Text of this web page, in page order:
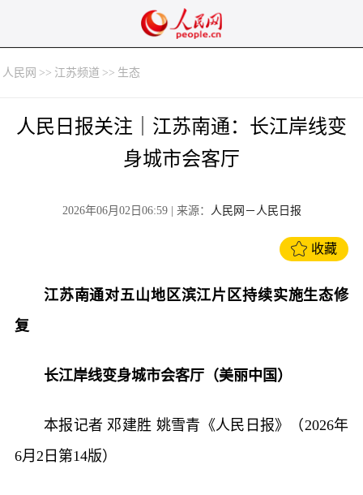
人民网 >> 江苏频道 >> 生态
人民日报关注｜江苏南通：长江岸线变
身城市会客厅
2026年06月02日06:59| 来源： 人民网－人民日报
收藏
江苏南通对五山地区滨江片区持续实施生态修
复
长江岸线变身城市会客厅（美丽中国）
本报记者 邓建胜 姚雪青《人民日报》（2026年
6月2日第14版）